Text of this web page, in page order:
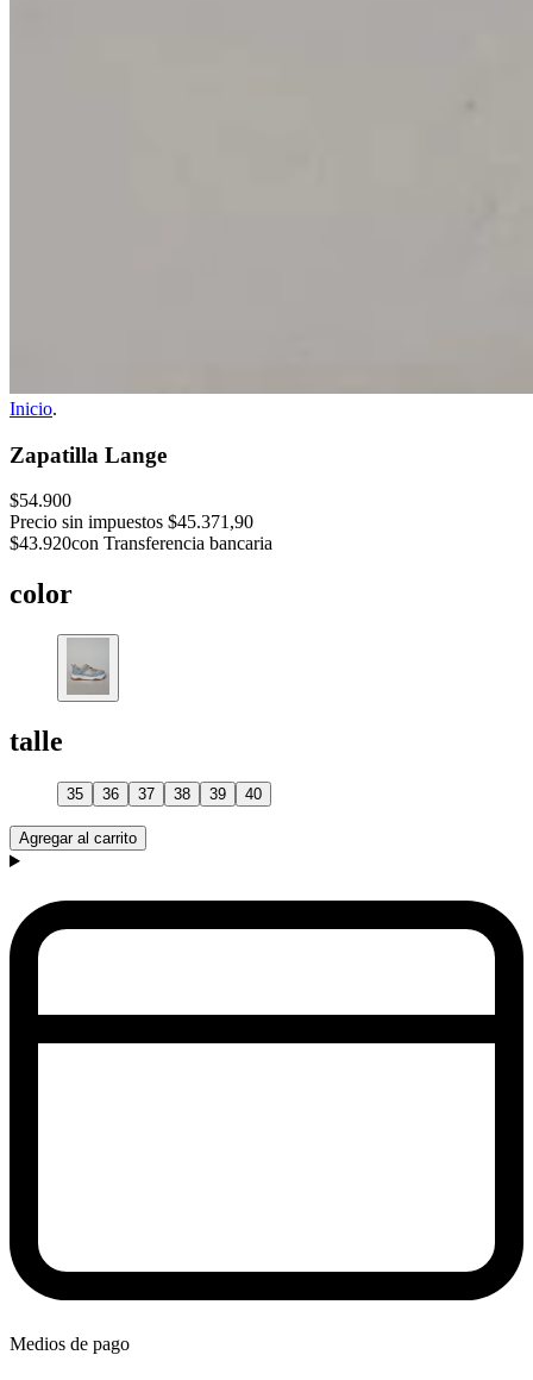
Inicio.
Zapatilla Lange
$54.900
Precio sin impuestos $45.371,90
$43.920con Transferencia bancaria
color
talle
35 36 37 38 39 40
Agregar al carrito
Medios de pago